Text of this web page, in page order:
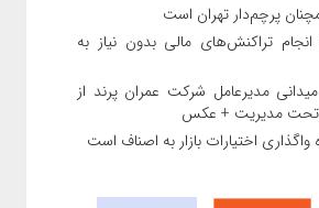
پرچم‌دار تهران است
تراکنش‌های مالی بدون نیاز به
مدیرعامل شرکت عمران پرند از
تحت مدیریت + عکس
اختیارات بازار به اصناف است